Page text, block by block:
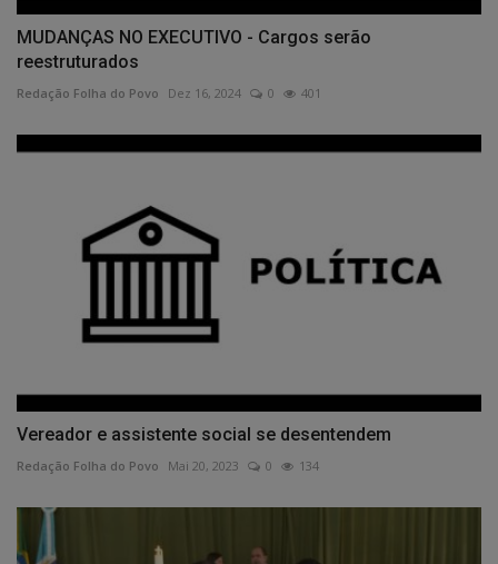
MUDANÇAS NO EXECUTIVO - Cargos serão
reestruturados
Redação Folha do Povo Dez 16, 2024 0 401
Vereador e assistente social se desentendem
Redação Folha do Povo Mai 20, 2023 0 134